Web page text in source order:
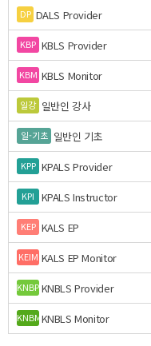
DP DALS Provider
KBP KBLS Provider
KBM KBLS Monitor
일강 일반인 강사
일-기초 일반인 기초
KPP KPALS Provider
KPI KPALS Instructor
KEP KALS EP
KEIM KALS EP Monitor
KNBPKNBLS Provider
KNBMKNBLS Monitor